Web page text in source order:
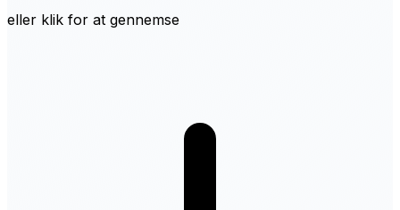
eller klik for at gennemse